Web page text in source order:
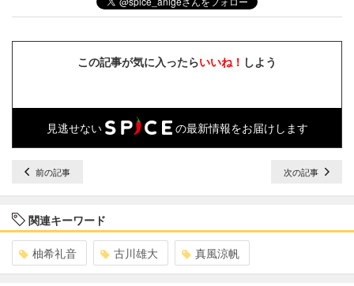
この記事が気に入ったらいいね！ しよう
見逃せない の最新情報をお届けします
前の記事 次の記事
関連キーワード
柚希礼音 古川雄大 真風涼帆